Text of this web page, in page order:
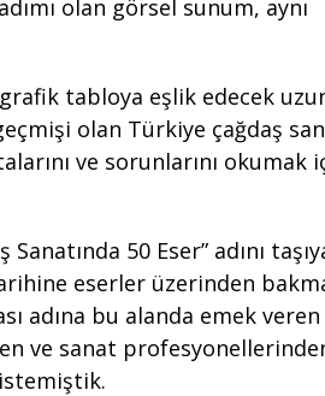
olan görsel sunum, aynı
tabloya eşlik edecek
olan Türkiye çağdaş
ve sorunlarını okumak
50 Eser” adını
eserler üzerinden
adına bu alanda emek veren
ve sanat